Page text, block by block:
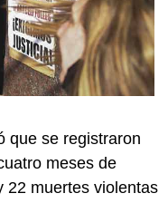
que se registraron
meses de
22 muertes violentas